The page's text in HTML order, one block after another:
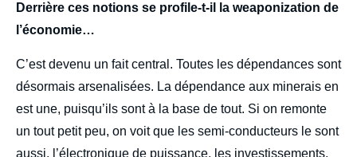
Derrière ces notions se profile-t-il la weaponization de
l’économie…
C’est devenu un fait central. Toutes les dépendances sont
désormais arsenalisées. La dépendance aux minerais en
est une, puisqu’ils sont à la base de tout. Si on remonte
un tout petit peu, on voit que les semi-conducteurs le sont
aussi, l’électronique de puissance, les investissements,